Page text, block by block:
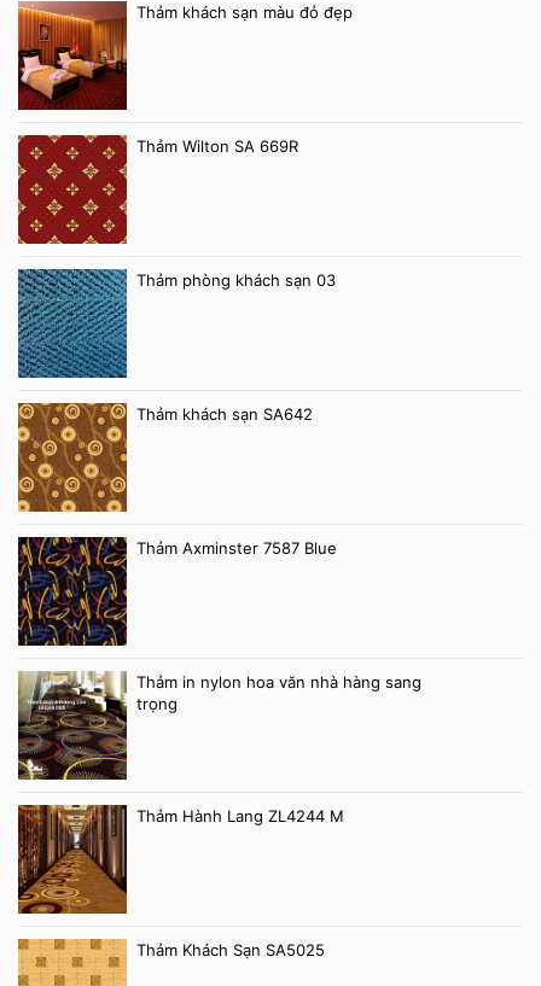
Thảm khách sạn màu đỏ đẹp
Thảm Wilton SA 669R
Thảm phòng khách sạn 03
Thảm khách sạn SA642
Thảm Axminster 7587 Blue
Thảm in nylon hoa văn nhà hàng sang
trọng
Thảm Hành Lang ZL4244 M
Thảm Khách Sạn SA5025